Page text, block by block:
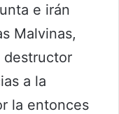
e irán
Malvinas,
destructor
a la
la entonces